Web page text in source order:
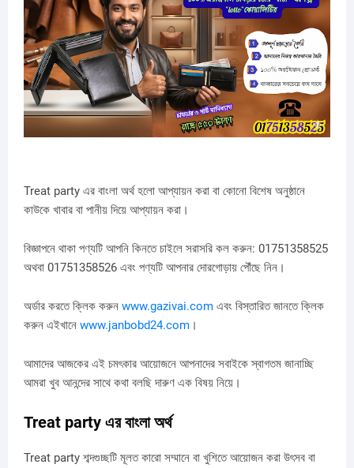
Treat party এর বাংলা অর্থ হলো আপ্যায়ন করা বা কোনো বিশেষ অনুষ্ঠানে
কাউকে খাবার বা পানীয় দিয়ে আপ্যায়ন করা।
বিজ্ঞাপনে থাকা পণ্যটি আপনি কিনতে চাইলে সরাসরি কল করুন: 01751358525
অথবা 01751358526 এবং পণ্যটি আপনার দোরগোড়ায় পৌঁছে নিন।
অর্ডার করতে ক্লিক করুন www.gazivai.com এবং বিস্তারিত জানতে ক্লিক
করুন এইখানে www.janbobd24.com ।
আমাদের আজকের এই চমৎকার আয়োজনে আপনাদের সবাইকে স্বাগতম জানাচ্ছি
আমরা খুব আনন্দের সাথে কথা বলছি দারুণ এক বিষয় নিয়ে।
Treat party এর বাংলা অর্থ
Treat party শব্দগুচ্ছটি মূলত কারো সম্মানে বা খুশিতে আয়োজন করা উৎসব বা